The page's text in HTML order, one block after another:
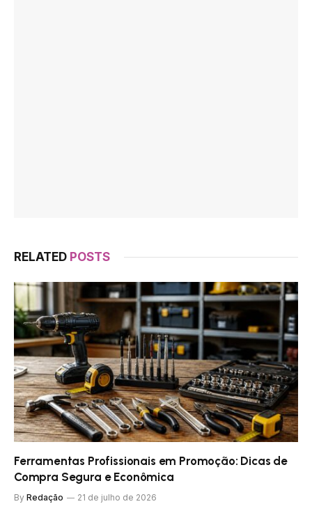
RELATED POSTS
Ferramentas Profissionais em Promoção: Dicas de
Compra Segura e Econômica
By Redação 21 de julho de 2026